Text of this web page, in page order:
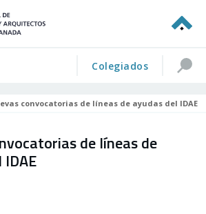
Colegiados
convocatorias de líneas de ayudas del IDAE
de líneas de